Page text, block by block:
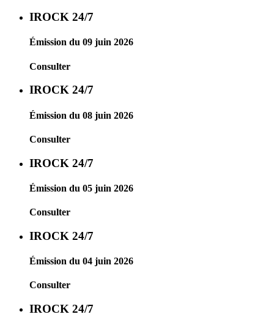
IROCK 24/7
Émission du 09 juin 2026
Consulter
IROCK 24/7
Émission du 08 juin 2026
Consulter
IROCK 24/7
Émission du 05 juin 2026
Consulter
IROCK 24/7
Émission du 04 juin 2026
Consulter
IROCK 24/7